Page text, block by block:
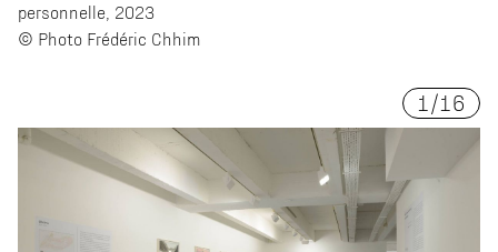
personnelle, 2023
© Photo Frédéric Chhim
1 /16